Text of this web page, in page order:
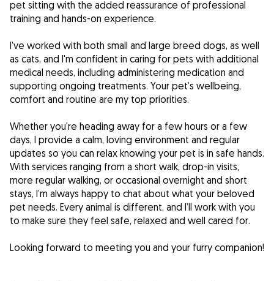
pet sitting with the added reassurance of professional
training and hands-on experience.
I’ve worked with both small and large breed dogs, as well
as cats, and I'm confident in caring for pets with additional
medical needs, including administering medication and
supporting ongoing treatments. Your pet’s wellbeing,
comfort and routine are my top priorities.
Whether you're heading away for a few hours or a few
days, I provide a calm, loving environment and regular
updates so you can relax knowing your pet is in safe hands.
With services ranging from a short walk, drop-in visits,
more regular walking, or occasional overnight and short
stays, I’m always happy to chat about what your beloved
pet needs. Every animal is different, and I’ll work with you
to make sure they feel safe, relaxed and well cared for.
Looking forward to meeting you and your furry companion!